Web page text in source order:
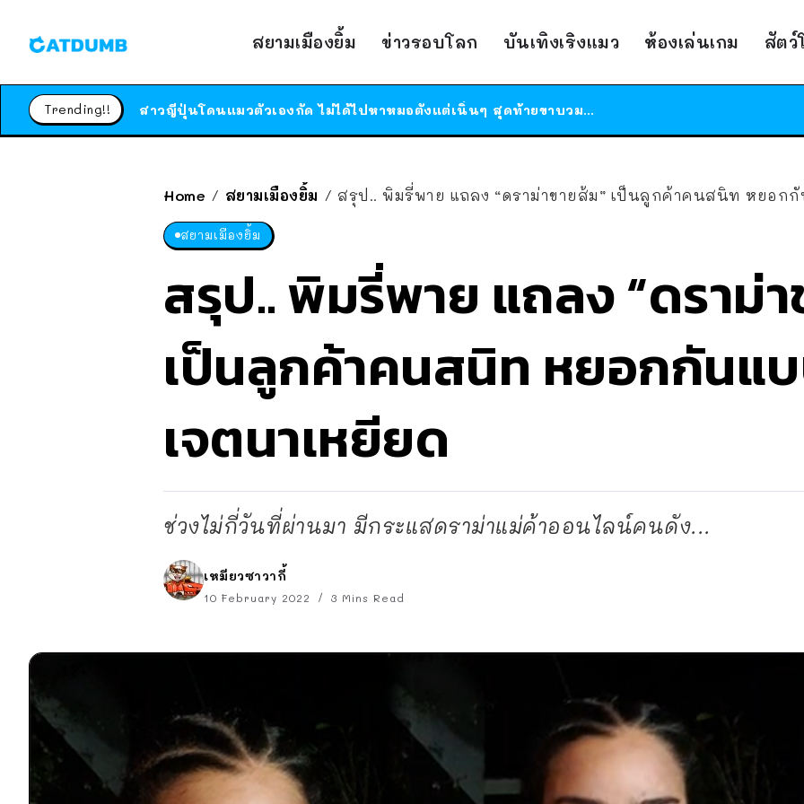
สยามเมืองยิ้ม ข่าวรอบโลก บันเทิงเริงแมว ห้องเล่นเกม สัตว์
Trending!!
ร้านอาหารในนิวยอร์กประกาศปิดตัวลง หลังอยู่มานานกว่า 45 ปี ติดป้ายขอบคุณลูกค้าทุกคน แถมสูตรทำไวท์ซอสให้แบบจัดเต็ม
ได้เวลาเด็กหนวดรวมตัว RF Online Next เปิดให้เล่นแล้ว เกม Sci-Fi MMORPG ระดับตำนาน เล่นได้ทั้งมือถือและ PC
สาวญี่ปุ่นโดนแมวตัวเองกัด ไม่ได้ไปหาหมอตั้งแต่เนิ่นๆ สุดท้ายขาบวม กลายเป็นโรคเนื้อเน่า เตือนทาสแมวทั้งหลายให้ระวัง
Home / สยามเมืองยิ้ม / สรุป.. พิมรี่พาย แถลง “ดราม่าขายส้ม” เป็นลูกค้าคนสนิท หยอก
สยามเมืองยิ้ม
สรุป.. พิมรี่พาย แถลง “ดราม่
เป็นลูกค้าคนสนิท หยอกกันแ
เจตนาเหยียด
ช่วงไม่กี่วันที่ผ่านมา มีกระแสดราม่าแม่ค้าออนไลน์คนดัง...
เหมียวซาวากี้
10 February 2022 3 Mins Read